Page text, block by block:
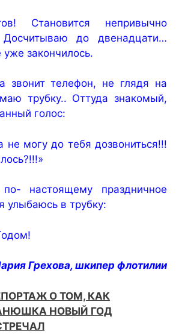
Становится непривычно
до двенадцати…
закончилось.
звонит телефон, не глядя на
трубку.. Оттуда знакомый,
голос:
могу до тебя дозвониться!!!
настоящему праздничное
улыбаюсь в трубку:
Грехова, шкипер флотилии
О ТОМ, КАК
НОВЫЙ ГОД